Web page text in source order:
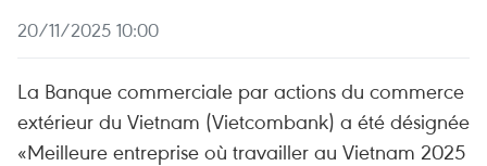
20/11/2025 10:00
La Banque commerciale par actions du commerce
extérieur du Vietnam (Vietcombank) a été désignée
«Meilleure entreprise où travailler au Vietnam 2025